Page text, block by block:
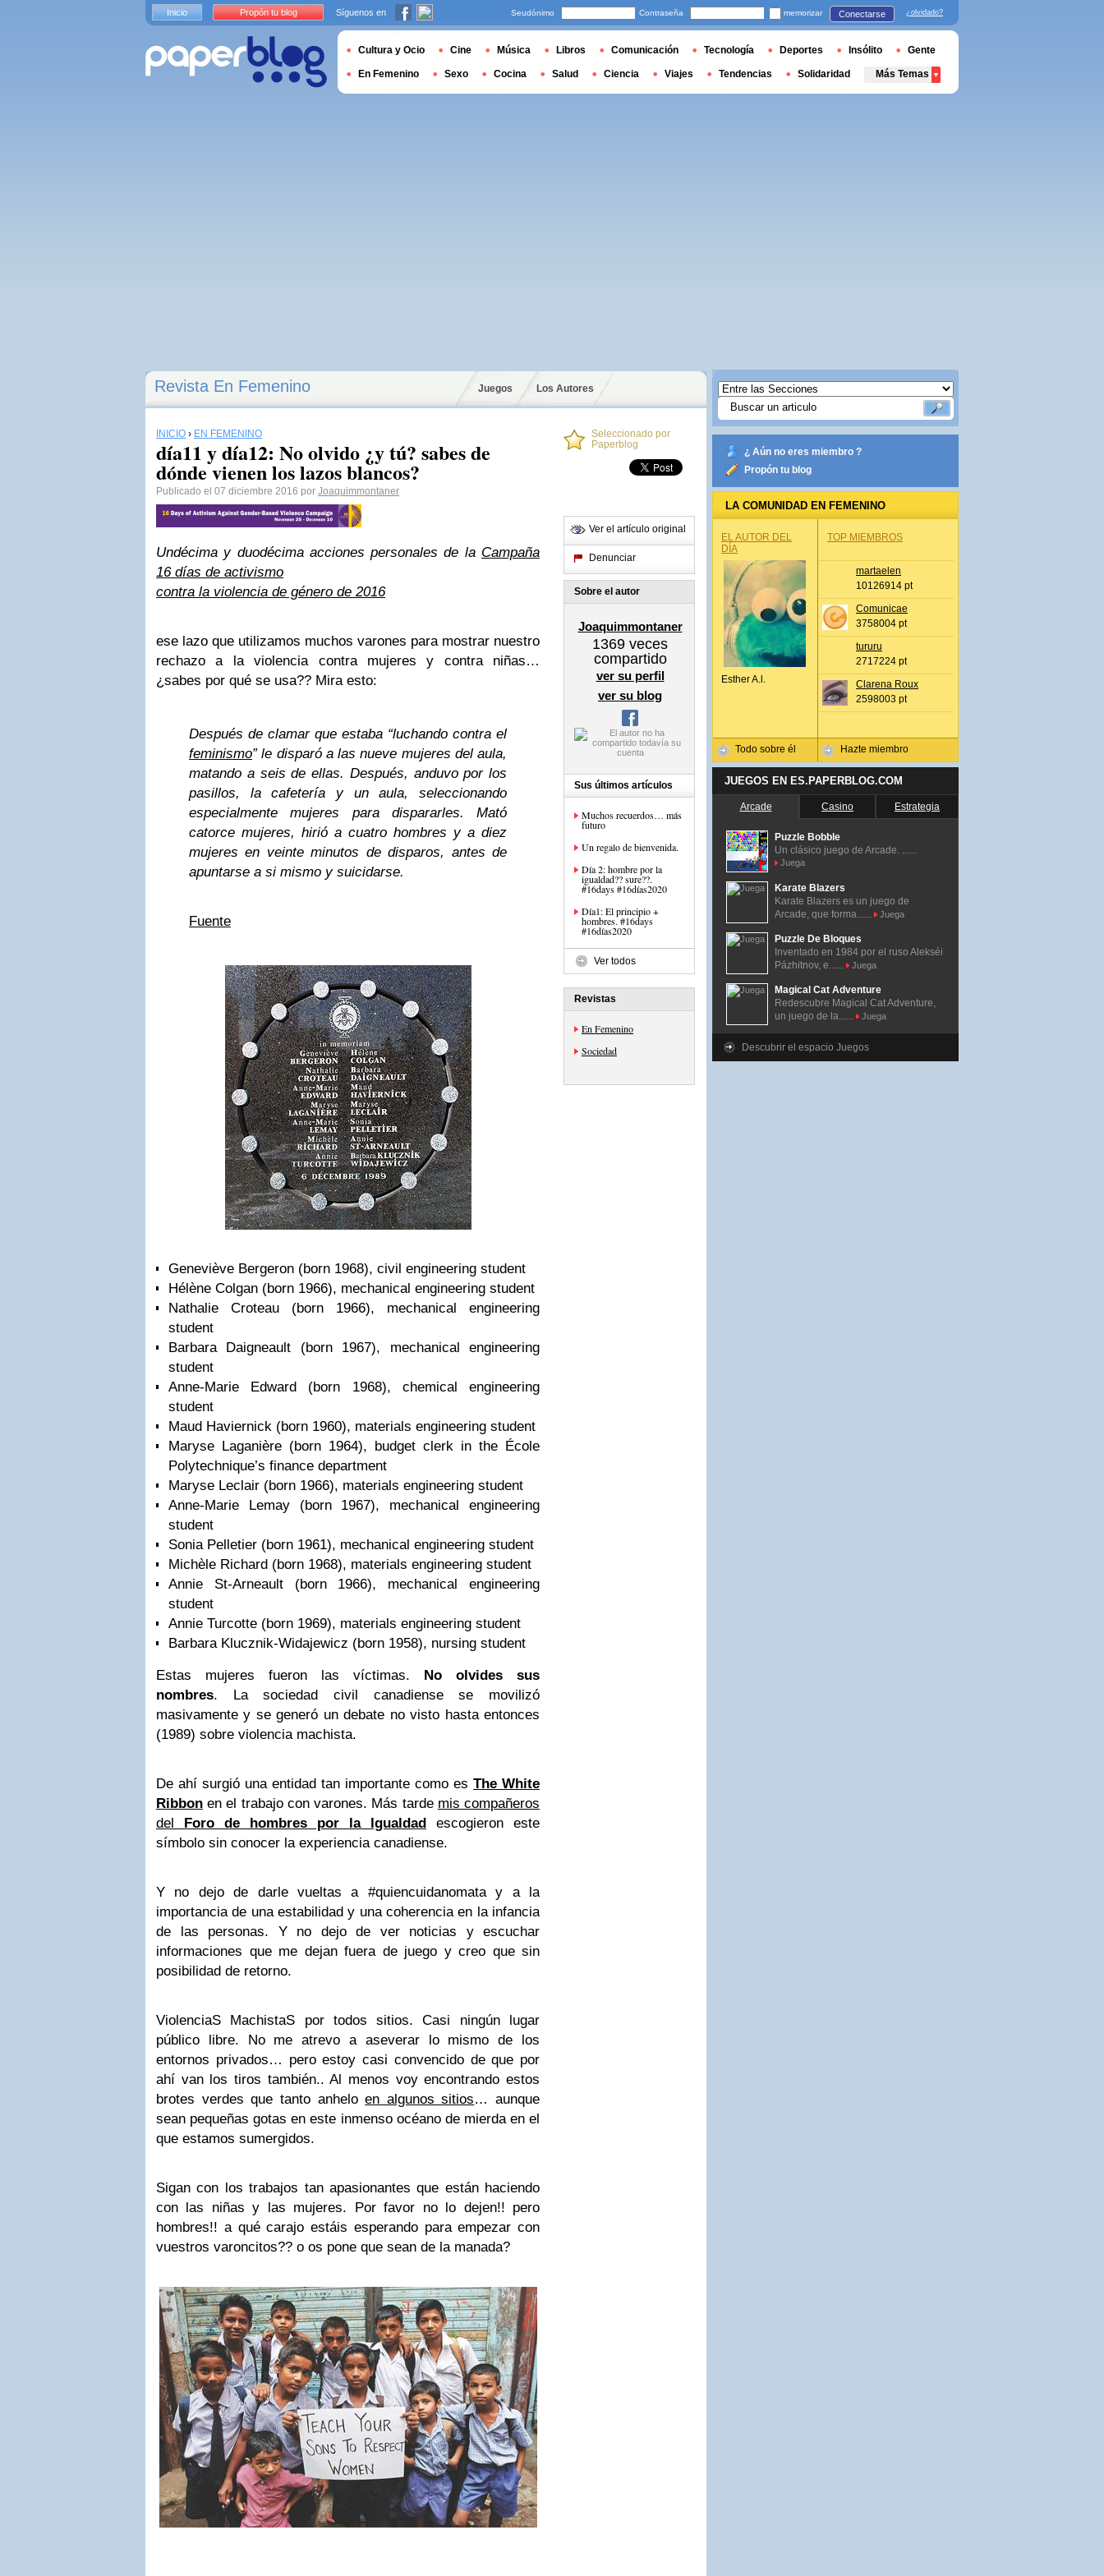
Revista En Femenino Juegos Los Autores
INICIO › EN FEMENINO
día11 y día12: No olvido ¿y tú? sabes de
dónde vienen los lazos blancos?
Publicado el 07 diciembre 2016 por Joaquimmontaner
Undécima y duodécima acciones personales de la Campaña
16 días de activismo
contra la violencia de género de 2016
ese lazo que utilizamos muchos varones para mostrar nuestro
rechazo a la violencia contra mujeres y contra niñas…
¿sabes por qué se usa?? Mira esto:
Después de clamar que estaba “luchando contra el
feminismo” le disparó a las nueve mujeres del aula,
matando a seis de ellas. Después, anduvo por los
pasillos, la cafetería y un aula, seleccionando
especialmente mujeres para dispararles. Mató
catorce mujeres, hirió a cuatro hombres y a diez
mujeres en veinte minutos de disparos, antes de
apuntarse a si mismo y suicidarse.
Fuente
Geneviève Bergeron (born 1968), civil engineering student
Hélène Colgan (born 1966), mechanical engineering student
Nathalie Croteau (born 1966), mechanical engineering
student
Barbara Daigneault (born 1967), mechanical engineering
student
Anne-Marie Edward (born 1968), chemical engineering
student
Maud Haviernick (born 1960), materials engineering student
Maryse Laganière (born 1964), budget clerk in the École
Polytechnique’s finance department
Maryse Leclair (born 1966), materials engineering student
Anne-Marie Lemay (born 1967), mechanical engineering
student
Sonia Pelletier (born 1961), mechanical engineering student
Michèle Richard (born 1968), materials engineering student
Annie St-Arneault (born 1966), mechanical engineering
student
Annie Turcotte (born 1969), materials engineering student
Barbara Klucznik-Widajewicz (born 1958), nursing student
Estas mujeres fueron las víctimas. No olvides sus
nombres. La sociedad civil canadiense se movilizó
masivamente y se generó un debate no visto hasta entonces
(1989) sobre violencia machista.
De ahí surgió una entidad tan importante como es The White
Ribbon en el trabajo con varones. Más tarde mis compañeros
del Foro de hombres por la Igualdad escogieron este
símbolo sin conocer la experiencia canadiense.
Y no dejo de darle vueltas a #quiencuidanomata y a la
importancia de una estabilidad y una coherencia en la infancia
de las personas. Y no dejo de ver noticias y escuchar
informaciones que me dejan fuera de juego y creo que sin
posibilidad de retorno.
ViolenciaS MachistaS por todos sitios. Casi ningún lugar
público libre. No me atrevo a aseverar lo mismo de los
entornos privados… pero estoy casi convencido de que por
ahí van los tiros también.. Al menos voy encontrando estos
brotes verdes que tanto anheloen algunos sitios… aunque
sean pequeñas gotas en este inmenso océano de mierda en el
que estamos sumergidos.
Sigan con los trabajos tan apasionantes que están haciendo
con las niñas y las mujeres. Por favor no lo dejen!! pero
hombres!! a qué carajo estáis esperando para empezar con
vuestros varoncitos?? o os pone que sean de la manada?
Seleccionado por
Paperblog
Ver el artículo original
Denunciar
Sobre el autor
Joaquimmontaner
1369 veces
compartido
ver su perfil
ver su blog
Sus últimos artículos
Muchos recuerdos… más
futuro
Un regalo de bienvenida.
Día 2: hombre por la
igualdad?? sure??.
#16days #16días2020
Día1: El principio +
hombres. #16days
#16días2020
Ver todos
Revistas
En Femenino
Sociedad
¿ Aún no eres miembro ?
Propón tu blog
LA COMUNIDAD EN FEMENINO
EL AUTOR DEL
DÍA
Esther A.l.
Todo sobre él
TOP MIEMBROS
martaelen
10126914 pt
Comunicae
3758004 pt
tururu
2717224 pt
Clarena Roux
2598003 pt
Hazte miembro
JUEGOS EN ES.PAPERBLOG.COM
Arcade Casino Estrategia
Puzzle Bobble
Un clásico juego de Arcade. ......
Juega
Karate Blazers
Karate Blazers es un juego de
Arcade, que forma......
Juega
Puzzle De Bloques
Inventado en 1984 por el ruso Alekséi
Pázhitnov, e......
Juega
Magical Cat Adventure
Redescubre Magical Cat Adventure,
un juego de la......
Juega
Descubrir el espacio Juegos
Inicio Propón tu blog Síguenos en Seudónimo Contraseña memorizar Conectarse ¿olvidado?
Cultura y Ocio Cine Música Libros Comunicación Tecnología Deportes Insólito Gente
En Femenino Sexo Cocina Salud Ciencia Viajes Tendencias Solidaridad Más Temas